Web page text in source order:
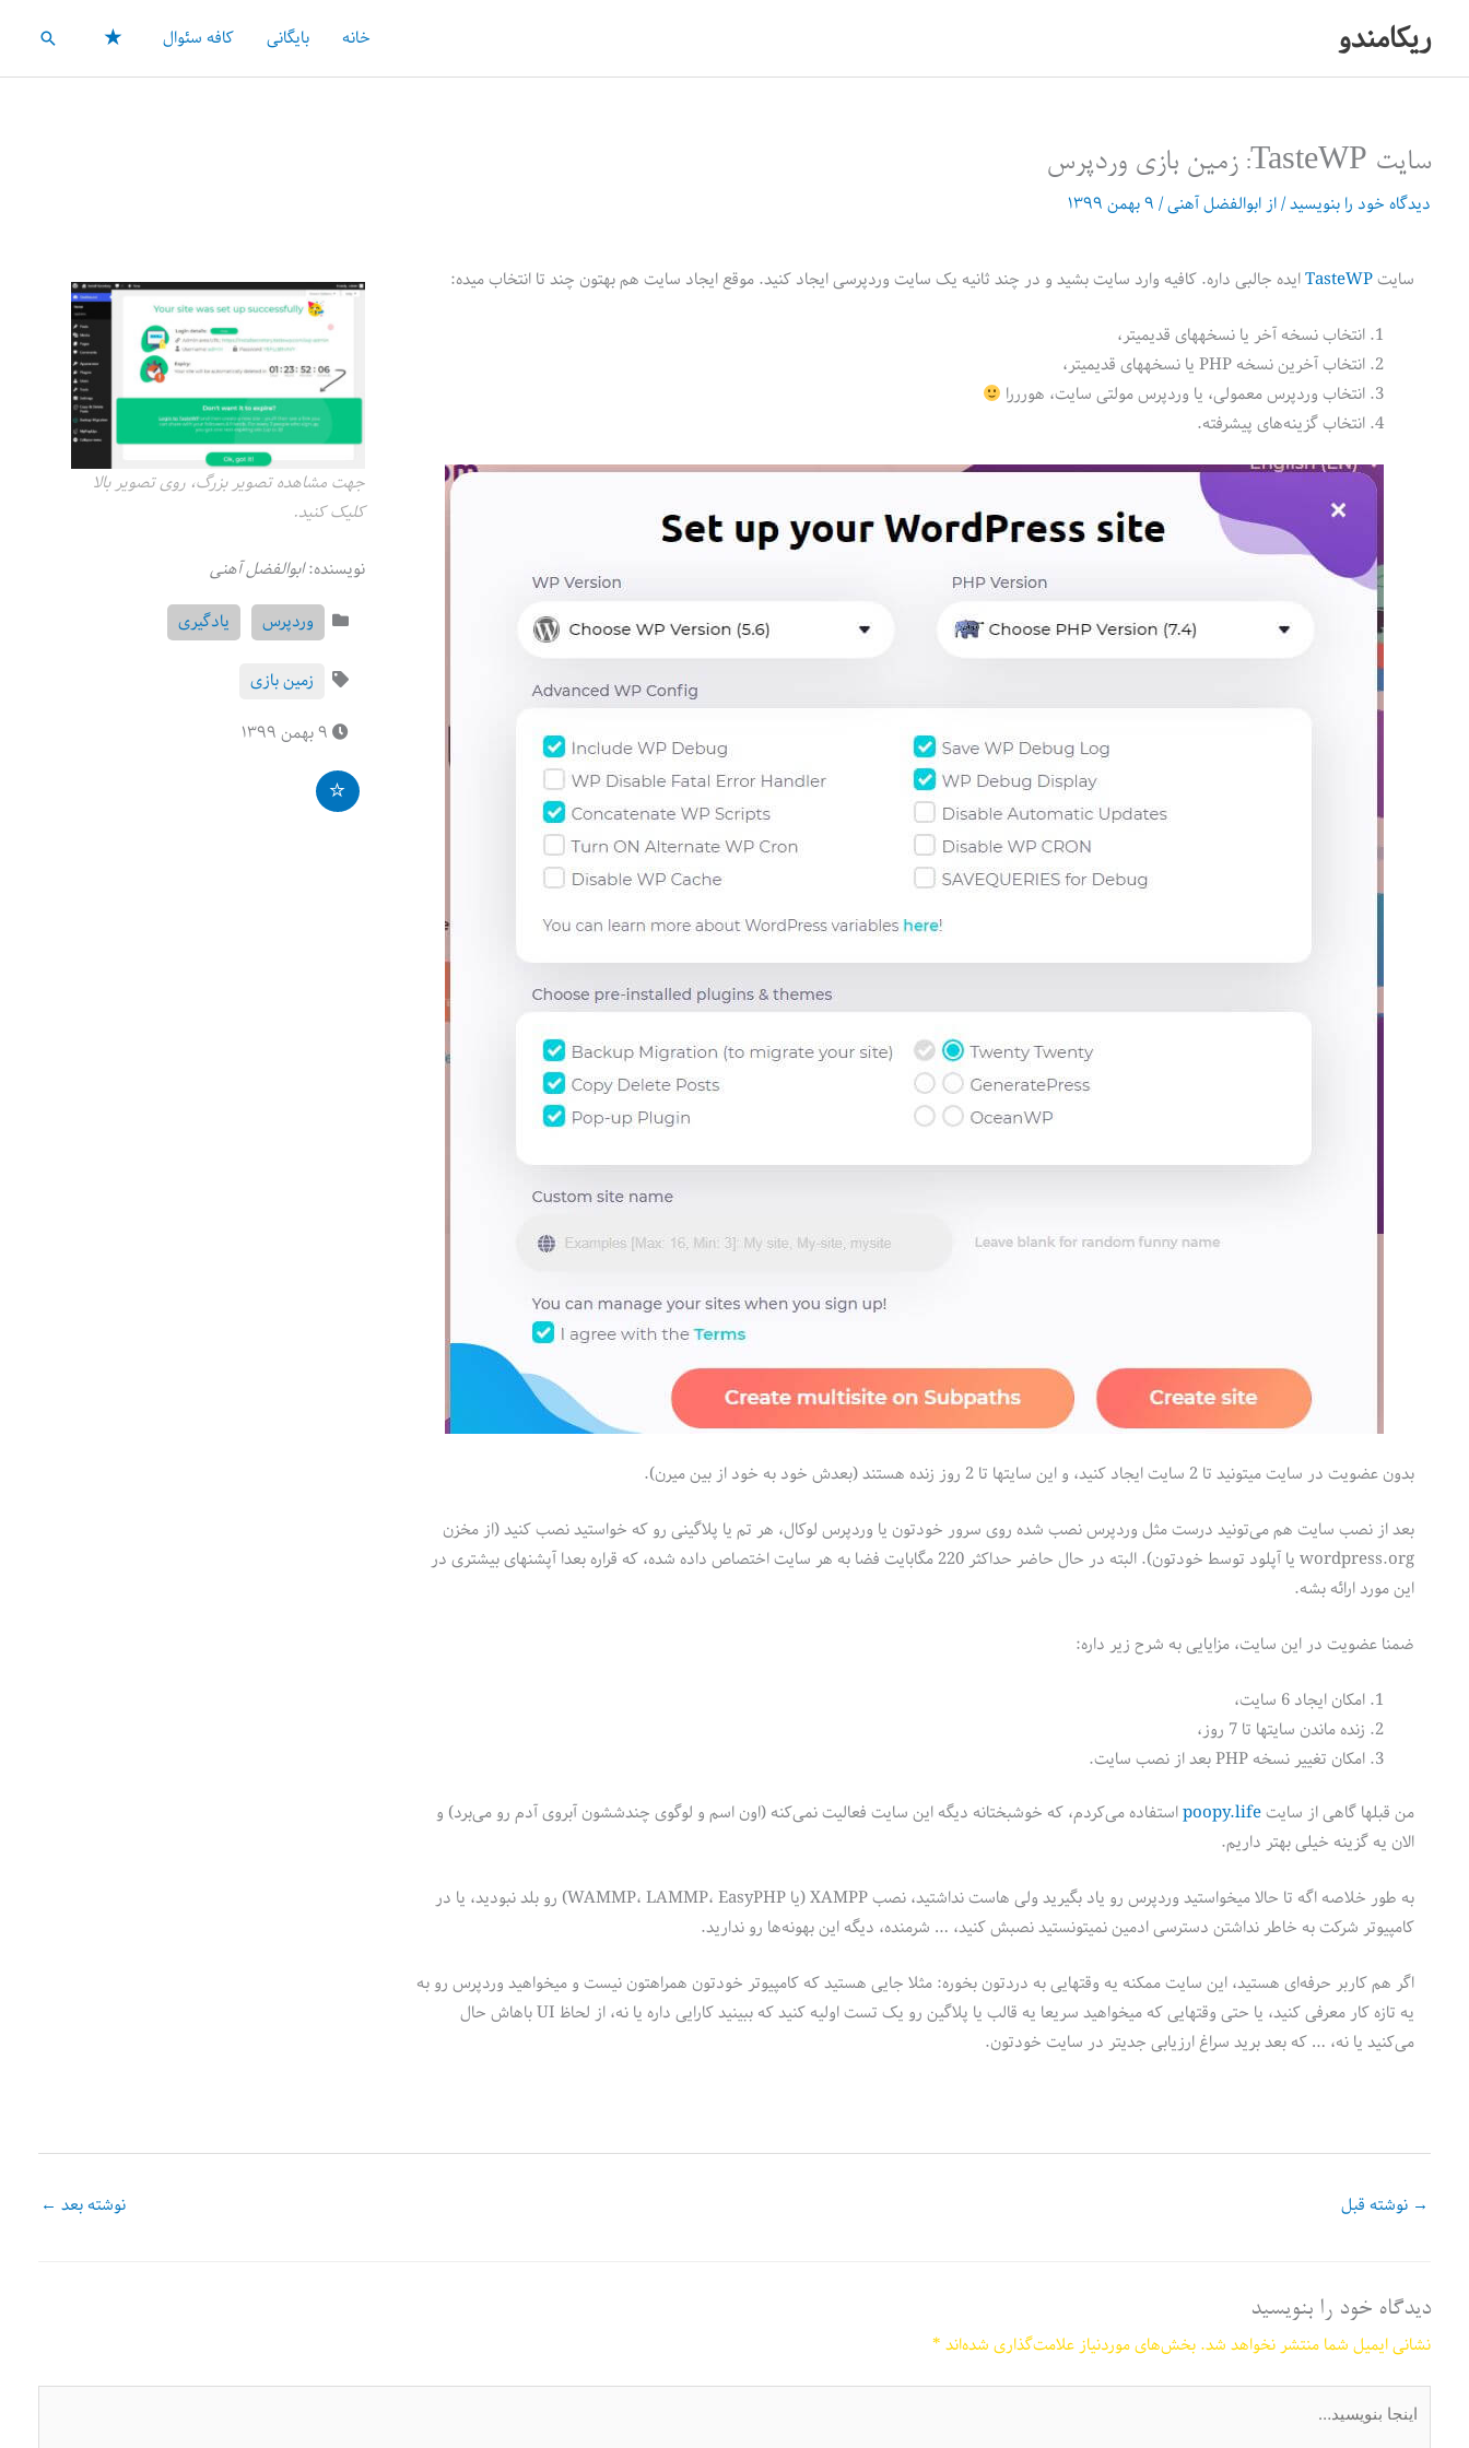
محتوا
ریکامندو خانه بایگانی کافه سئوال ★ جستجو
سایت TasteWP: زمین بازی وردپرس
دیدگاه‌ خود را بنویسید/ ازابوالفضل آهنی/۹ بهمن ۱۳۹۹
سایتTasteWPایده جالبی داره. کافیه وارد سایت بشید و در چند ثانیه یک سایت وردپرسی ایجاد کنید. موقع ایجاد سایت هم بهتون چند تا انتخاب میده:
انتخاب نسخه آخر یا نسخه‎های قدیمیتر،
انتخاب آخرین نسخه PHP یا نسخه‎های قدیمیتر،
انتخاب وردپرس معمولی، یا وردپرس مولتی سایت، هورررا
انتخاب گزینه‌های پیشرفته.
بدون عضویت در سایت میتونید تا 2 سایت ایجاد کنید، و این سایتها تا 2 روز زنده هستند (بعدش خود به خود از بین میرن).
بعد از نصب سایت هم می‌تونید درست مثل وردپرس نصب شده روی سرور خودتون یا وردپرس لوکال، هر تم یا پلاگینی رو که خواستید نصب کنید (از مخزن
wordpress.org یا آپلود توسط خودتون). البته در حال حاضر حداکثر 220 مگابایت فضا به هر سایت اختصاص داده شده، که قراره بعدا آپشنهای بیشتری در
این مورد ارائه بشه.
ضمنا عضویت در این سایت، مزایایی به شرح زیر داره:
امکان ایجاد 6 سایت،
زنده ماندن سایتها تا 7 روز،
امکان تغییر نسخه PHP بعد از نصب سایت.
من قبلها گاهی از سایتpoopy.lifeاستفاده می‌کردم، که خوشبختانه دیگه این سایت فعالیت نمی‌کنه (اون اسم و لوگوی چندششون آبروی آدم رو می‌برد) و
الان یه گزینه خیلی بهتر داریم.
به طور خلاصه اگه تا حالا میخواستید وردپرس رو یاد بگیرید ولی هاست نداشتید، نصب XAMPP (یا WAMMP، LAMMP، EasyPHP) رو بلد نبودید، یا در
کامپیوتر شرکت به خاطر نداشتن دسترسی ادمین نمیتونستید نصبش کنید، … شرمنده، دیگه این بهونه‌‌ها رو ندارید.
اگر هم کاربر حرفه‌ای هستید، این سایت ممکنه یه وقتهایی به دردتون بخوره: مثلا جایی هستید که کامپیوتر خودتون همراهتون نیست و میخواهید وردپرس رو به
یه تازه کار معرفی کنید، یا حتی وقتهایی که میخواهید سریعا یه قالب یا پلاگین رو یک تست اولیه کنید که ببینید کارایی داره یا نه، از لحاظ UI باهاش حال
می‌کنید یا نه، … که بعد برید سراغ ارزیابی جدیتر در سایت خودتون.
جهت مشاهده تصویر بزرگ، روی تصویر بالا
کلیک کنید.
نویسنده:ابوالفضل آهنی
وردپرس
یادگیری
زمین بازی
→ نوشته قبل نوشته بعد ←
دیدگاه‌ خود را بنویسید
نشانی ایمیل شما منتشر نخواهد شد.بخش‌های موردنیاز علامت‌گذاری شده‌اند*
بنویسید…